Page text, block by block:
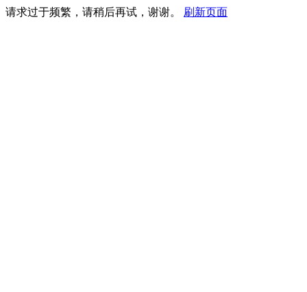
请求过于频繁，请稍后再试，谢谢。 刷新页面